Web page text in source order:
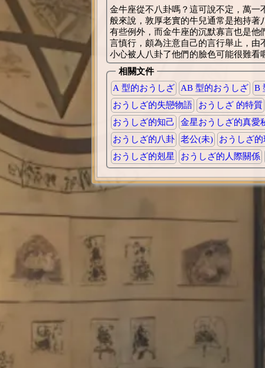
金牛座從不八卦嗎？這可說不定，萬
般來說，敦厚老實的牛兒通常是抱持
有些例外，而金牛座的沉默寡言也是
言慎行，頗為注意自己的言行舉止，
小心被人八卦了他們的臉色可能很難看
相關文件
A 型的おうしざ
AB 型的おうしざ B
おうしざ的失戀物語
おうしざ 的特質
おうしざ的知己
金星おうしざ的真愛
おうしざ的八卦
老公(未) おうしざ的
おうしざ的剋星
おうしざ的人際關係